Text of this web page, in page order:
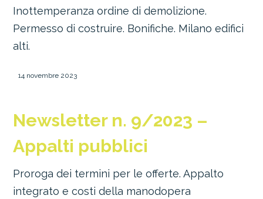
Inottemperanza ordine di demolizione.
Permesso di costruire. Bonifiche. Milano edifici
alti.
14 novembre 2023
Newsletter n. 9/2023 –
Appalti pubblici
Proroga dei termini per le offerte. Appalto
integrato e costi della manodopera